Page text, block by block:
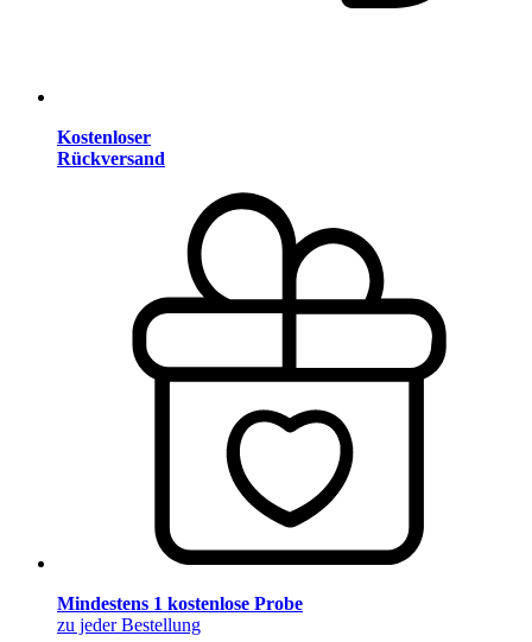
Kostenloser
Rückversand
Mindestens 1 kostenlose Probe
zu jeder Bestellung